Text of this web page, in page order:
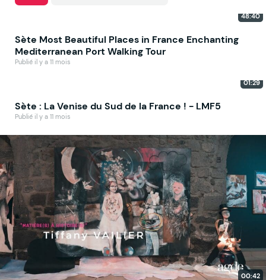
48:40
Sète Most Beautiful Places in France Enchanting
Mediterranean Port Walking Tour
Publié il y a 11 mois
01:29
Sète : La Venise du Sud de la France ! - LMF5
Publié il y a 11 mois
00:42